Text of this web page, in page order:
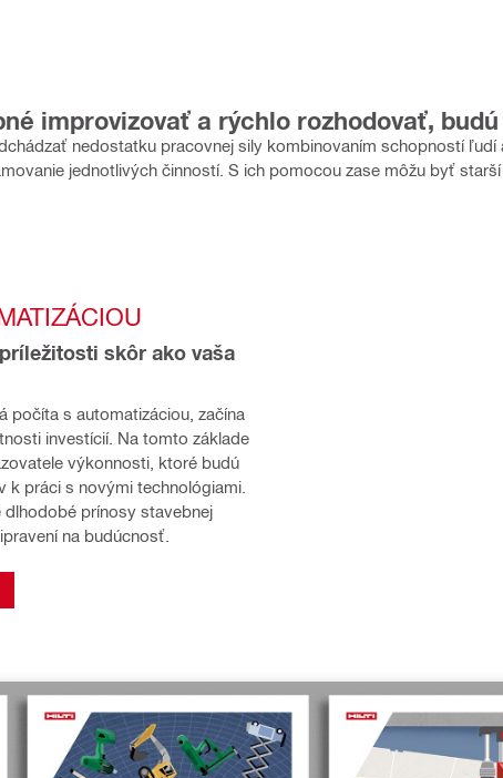
improvizovať a rýchlo rozhodovať,
nedostatku pracovnej sily kombinovaním schopností
jednotlivých činností. S ich pomocou zase môžu byť
skôr ako vaša
počíta s automatizáciou, začína
investícií. Na tomto základe
výkonnosti, ktoré budú
práci s novými technológiami.
prínosy stavebnej
na budúcnosť.